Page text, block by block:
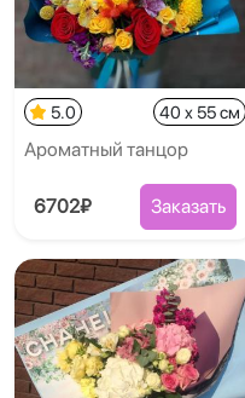
5.0 40 x 55 см
Ароматный танцор
6702₽ Заказать